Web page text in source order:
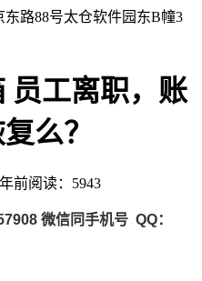
路88号太仓软件园东B幢3
员工离职，账
么？
前阅读：5943
微信同手机号 QQ：